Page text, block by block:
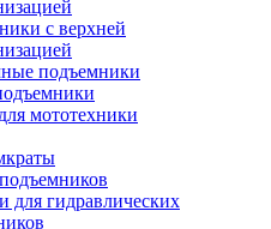
с верхней
подъемники
мототехники
для гидравлических